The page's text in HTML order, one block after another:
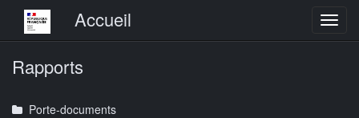
Menu principalAccueil
Rapports
Porte-documents